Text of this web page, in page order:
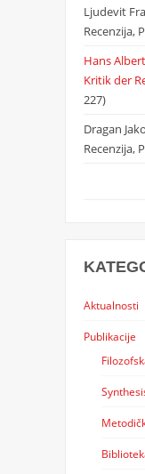
Ljudevit
Recenzija,
Hans
Kritik der
227)
Dragan
Recenzija,
Aktualnosti
Publikacije